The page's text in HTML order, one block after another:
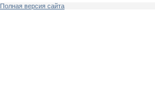
Полная версия сайта